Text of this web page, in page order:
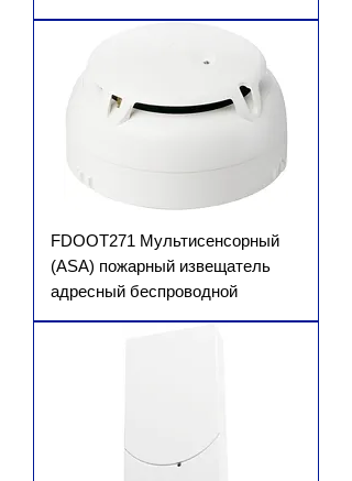
FDOOT271 Мультисенсорный
(ASA) пожарный извещатель
адресный беспроводной